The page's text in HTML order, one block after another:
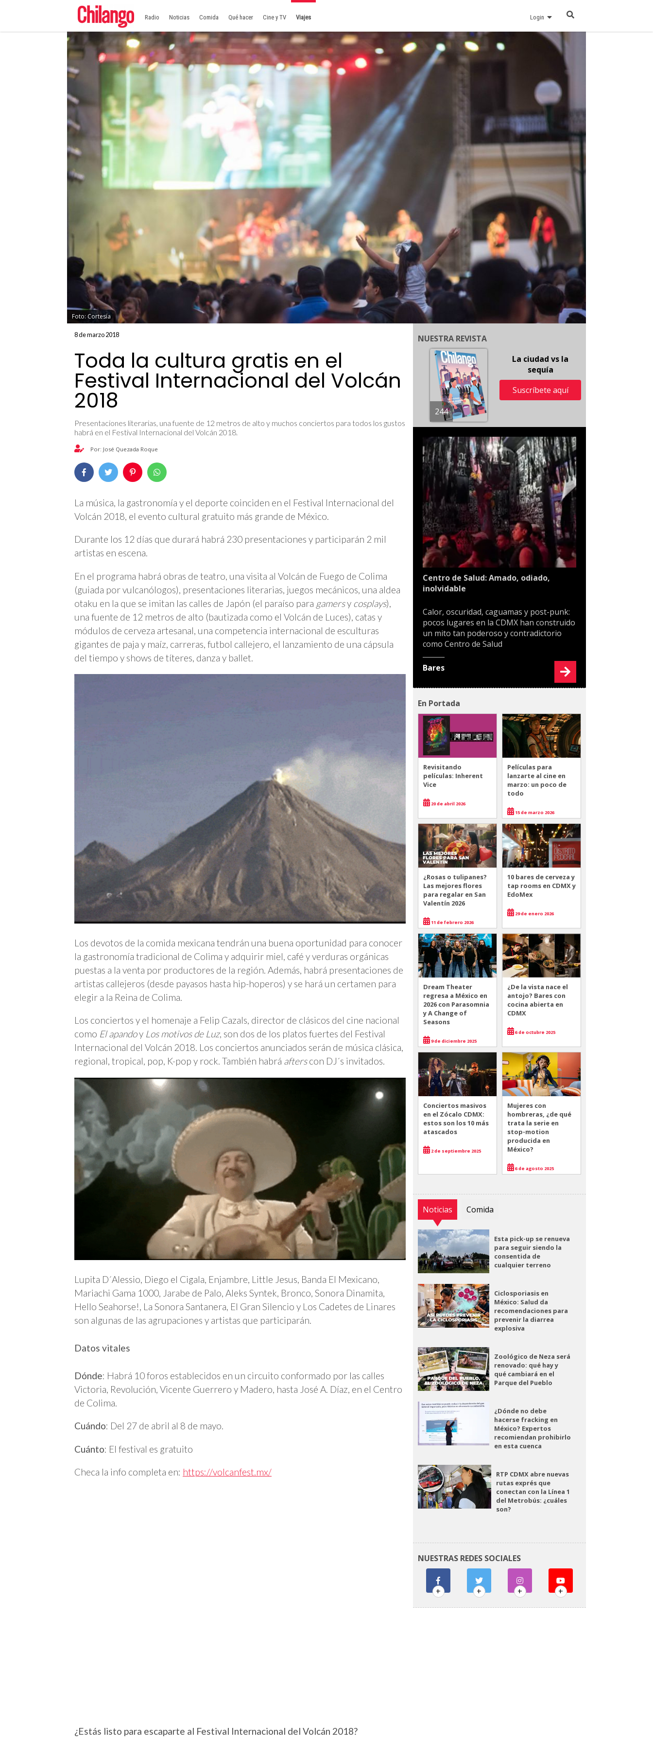
Radio Noticias Comida Qué hacer Cine y TV Viajes Login
Foto: Cortesía
8 de marzo 2018
Toda la cultura gratis en el
Festival Internacional del Volcán
2018
Presentaciones literarias, una fuente de 12 metros de alto y muchos conciertos para todos los gustos
habrá en el Festival Internacional del Volcán 2018.
Por: José Quezada Roque
La música, la gastronomía y el deporte coinciden en el Festival Internacional del
Volcán 2018, el evento cultural gratuito más grande de México.
Durante los 12 días que durará habrá 230 presentaciones y participarán 2 mil
artistas en escena.
En el programa habrá obras de teatro, una visita al Volcán de Fuego de Colima
(guiada por vulcanólogos), presentaciones literarias, juegos mecánicos, una aldea
otaku en la que se imitan las calles de Japón (el paraíso para gamersy cosplays),
una fuente de 12 metros de alto (bautizada como el Volcán de Luces), catas y
módulos de cerveza artesanal, una competencia internacional de esculturas
gigantes de paja y maíz, carreras, futbol callejero, el lanzamiento de una cápsula
del tiempo y shows de títeres, danza y ballet.
Los devotos de la comida mexicana tendrán una buena oportunidad para conocer
la gastronomía tradicional de Colima y adquirir miel, café y verduras orgánicas
puestas a la venta por productores de la región. Además, habrá presentaciones de
artistas callejeros (desde payasos hasta hip-hoperos) y se hará un certamen para
elegir a la Reina de Colima.
Los conciertos y el homenaje a Felip Cazals, director de clásicos del cine nacional
como El apandoy Los motivos de Luz, son dos de los platos fuertes del Festival
Internacional del Volcán 2018. Los conciertos anunciados serán de música clásica,
regional, tropical, pop, K-pop y rock. También habrá afterscon DJ´s invitados.
Lupita D´Alessio, Diego el Cigala, Enjambre, Little Jesus, Banda El Mexicano,
Mariachi Gama 1000, Jarabe de Palo, Aleks Syntek, Bronco, Sonora Dinamita,
Hello Seahorse!, La Sonora Santanera, El Gran Silencio y Los Cadetes de Linares
son algunas de las agrupaciones y artistas que participarán.
Datos vitales
Dónde: Habrá 10 foros establecidos en un circuito conformado por las calles
Victoria, Revolución, Vicente Guerrero y Madero, hasta José A. Díaz, en el Centro
de Colima.
Cuándo: Del 27 de abril al 8 de mayo.
Cuánto: El festival es gratuito
Checa la info completa en: https://volcanfest.mx/
¿Estás listo para escaparte al Festival Internacional del Volcán 2018?
NUESTRA REVISTA
244
La ciudad vs la
sequía
Suscríbete aquí
Centro de Salud: Amado, odiado,
inolvidable
Calor, oscuridad, caguamas y post-punk:
pocos lugares en la CDMX han construido
un mito tan poderoso y contradictorio
como Centro de Salud
Bares
En Portada
Revisitando
películas: Inherent
Vice
20 de abril 2026
Películas para
lanzarte al cine en
marzo: un poco de
todo
15 de marzo 2026
¿Rosas o tulipanes?
Las mejores flores
para regalar en San
Valentín 2026
11 de febrero 2026
10 bares de cerveza y
tap rooms en CDMX y
EdoMex
29 de enero 2026
Dream Theater
regresa a México en
2026 con Parasomnia
y A Change of
Seasons
9 de diciembre 2025
¿De la vista nace el
antojo? Bares con
cocina abierta en
CDMX
6 de octubre 2025
Conciertos masivos
en el Zócalo CDMX:
estos son los 10 más
atascados
2 de septiembre 2025
Mujeres con
hombreras, ¿de qué
trata la serie en
stop-motion
producida en
México?
6 de agosto 2025
Noticias Comida
Esta pick-up se renueva
para seguir siendo la
consentida de
cualquier terreno
Ciclosporiasis en
México: Salud da
recomendaciones para
prevenir la diarrea
explosiva
Zoológico de Neza será
renovado: qué hay y
qué cambiará en el
Parque del Pueblo
¿Dónde no debe
hacerse fracking en
México? Expertos
recomiendan prohibirlo
en esta cuenca
RTP CDMX abre nuevas
rutas exprés que
conectan con la Línea 1
del Metrobús: ¿cuáles
son?
NUESTRAS REDES SOCIALES
+ + + +